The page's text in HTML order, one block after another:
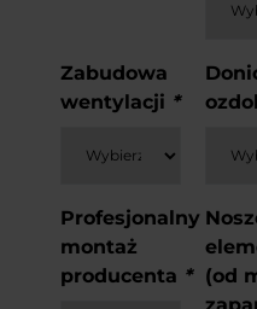
Zabudowa
wentylacji *
Profesjonalny
montaż
producenta *
(od